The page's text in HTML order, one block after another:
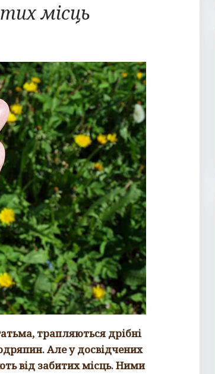
місць
трапляються дрібні
Але у досвідчених
від забитих місць. Ними